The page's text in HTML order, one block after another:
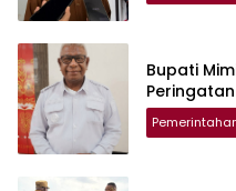
Bupati